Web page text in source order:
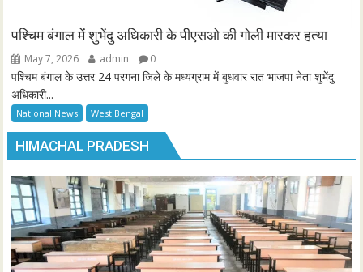
पश्चिम बंगाल में शुभेंदु अधिकारी के पीएसओ की गोली मारकर हत्या
May 7, 2026 admin 0
पश्चिम बंगाल के उत्तर 24 परगना जिले के मध्यग्राम में बुधवार रात भाजपा नेता शुभेंदु
अधिकारी...
National News West Bengal
HIMACHAL PRADESH